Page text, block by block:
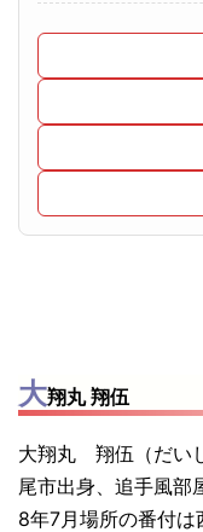
大翔丸 翔伍
大翔丸 翔伍（だい
尾市出身、追手風部
8年7月場所の番付は